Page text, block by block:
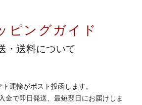
ピングガイド
・送料について
運輸がポスト投函します。
金で即日発送、最短翌日にお届けしま